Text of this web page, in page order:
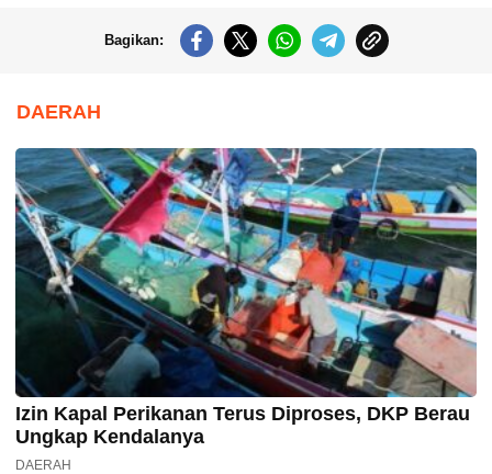
Bagikan:
DAERAH
Izin Kapal Perikanan Terus Diproses, DKP Berau
Ungkap Kendalanya
DAERAH